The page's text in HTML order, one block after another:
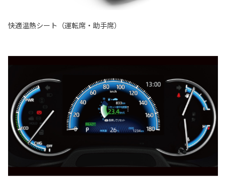
快適温熱シート（運転席・助手席）